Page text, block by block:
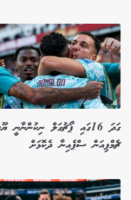
ގަދަ 16ގައި ޕޯޗުގަލް ނިކުންނާނީ
ޗެމްޕިއަން ސްޕެއިނާ ދެކޮޅަށް